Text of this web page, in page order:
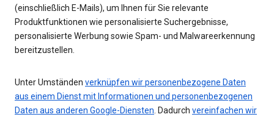
(einschließlich E-Mails), um Ihnen für Sie relevante
Produktfunktionen wie personalisierte Suchergebnisse,
personalisierte Werbung sowie Spam- und Malwareerkennung
bereitzustellen.
Unter Umständen verknüpfen wir personenbezogene Daten
aus einem Dienst mit Informationen und personenbezogenen
Daten aus anderen Google-Diensten. Dadurch vereinfachen wir